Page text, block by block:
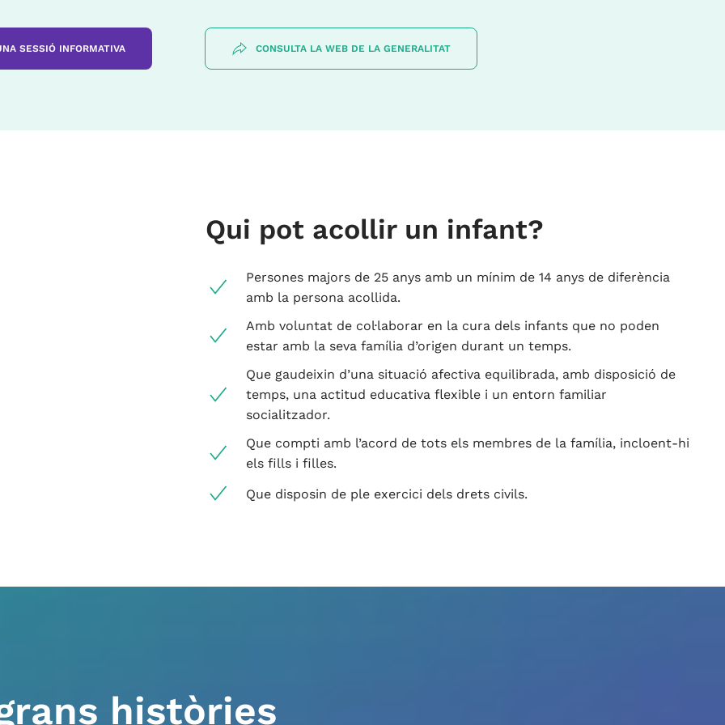
SESSIÓ INFORMATIVA CONSULTA LA WEB DE LA GENERALITAT
Qui pot acollir un infant?
Persones majors de 25 anys amb un mínim de 14 anys de diferència
amb la persona acollida.
Amb voluntat de col·laborar en la cura dels infants que no poden
estar amb la seva família d’origen durant un temps.
Que gaudeixin d’una situació afectiva equilibrada, amb disposició de
temps, una actitud educativa flexible i un entorn familiar
socialitzador.
Que compti amb l’acord de tots els membres de la família, incloent-hi
els fills i filles.
Que disposin de ple exercici dels drets civils.
històries